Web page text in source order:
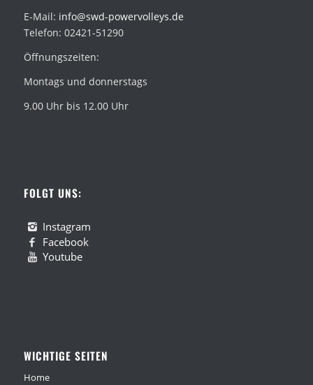
E-Mail: info@swd-powervolleys.de
Telefon: 02421-51290
Öffnungszeiten:
Montags und donnerstags
9.00 Uhr bis 12.00 Uhr
FOLGT UNS:
Instagram
Facebook
Youtube
WICHTIGE SEITEN
Home